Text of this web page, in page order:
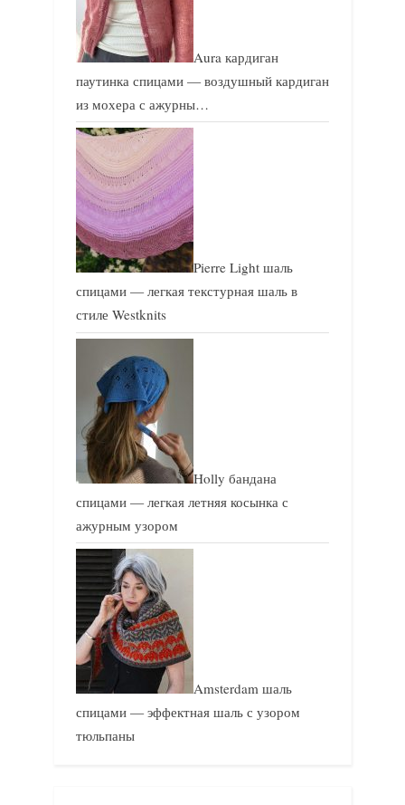
Aura кардиган
паутинка спицами — воздушный кардиган
из мохера с ажурны…
Pierre Light шаль
спицами — легкая текстурная шаль в
стиле Westknits
Holly бандана
спицами — легкая летняя косынка с
ажурным узором
Amsterdam шаль
спицами — эффектная шаль с узором
тюльпаны